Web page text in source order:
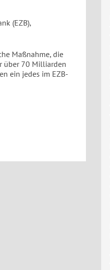
(EZB),
Maßnahme, die
über 70 Milliarden
ein jedes im EZB-